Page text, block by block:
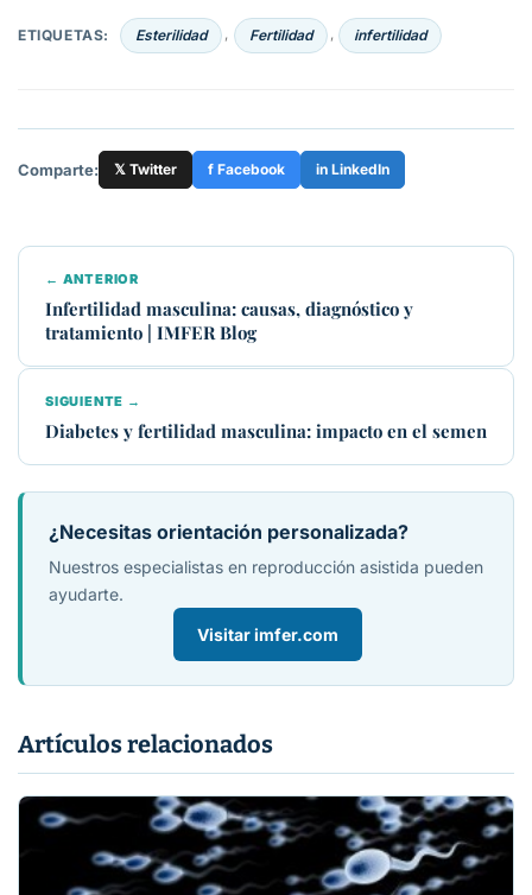
ETIQUETAS: Esterilidad , Fertilidad , infertilidad
Comparte: 𝕏 Twitter f Facebook in LinkedIn
← ANTERIOR
Infertilidad masculina: causas, diagnóstico y
tratamiento | IMFER Blog
SIGUIENTE →
Diabetes y fertilidad masculina: impacto en el semen
¿Necesitas orientación personalizada?
Nuestros especialistas en reproducción asistida pueden
ayudarte.
Visitar imfer.com
Artículos relacionados